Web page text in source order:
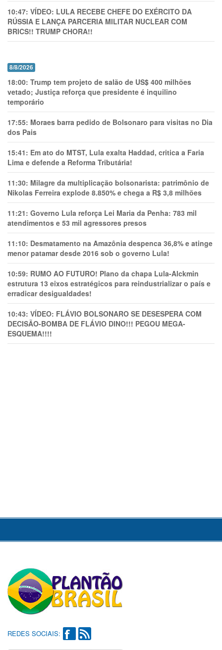
10:47: VÍDEO: LULA RECEBE CHEFE DO EXÉRCITO DA
RÚSSIA E LANÇA PARCERIA MILITAR NUCLEAR COM
BRICS!! TRUMP CHORA!!
8/8/2026
18:00: Trump tem projeto de salão de US$ 400 milhões
vetado; Justiça reforça que presidente é inquilino
temporário
17:55: Moraes barra pedido de Bolsonaro para visitas no Dia
dos Pais
15:41: Em ato do MTST, Lula exalta Haddad, critica a Faria
Lima e defende a Reforma Tributária!
11:30: Milagre da multiplicação bolsonarista: patrimônio de
Nikolas Ferreira explode 8.850% e chega a R$ 3,8 milhões
11:21: Governo Lula reforça Lei Maria da Penha: 783 mil
atendimentos e 53 mil agressores presos
11:10: Desmatamento na Amazônia despenca 36,8% e atinge
menor patamar desde 2016 sob o governo Lula!
10:59: RUMO AO FUTURO! Plano da chapa Lula-Alckmin
estrutura 13 eixos estratégicos para reindustrializar o país e
erradicar desigualdades!
10:43: VÍDEO: FLÁVIO BOLSONARO SE DESESPERA COM
DECISÃO-BOMBA DE FLÁVIO DINO!!! PEGOU MEGA-
ESQUEMA!!!!
REDES SOCIAIS: